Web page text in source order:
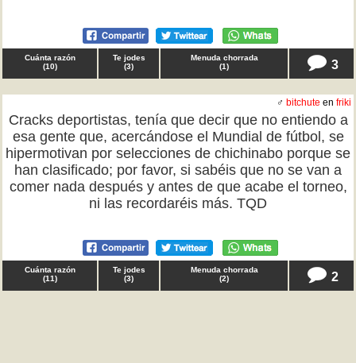
Cuánta razón
(10)
Te jodes
(3)
Menuda chorrada
(1) 3
♂ bitchute en friki
Cracks deportistas, tenía que decir que no entiendo a
esa gente que, acercándose el Mundial de fútbol, se
hipermotivan por selecciones de chichinabo porque se
han clasificado; por favor, si sabéis que no se van a
comer nada después y antes de que acabe el torneo,
ni las recordaréis más. TQD
Cuánta razón
(11)
Te jodes
(3)
Menuda chorrada
(2) 2